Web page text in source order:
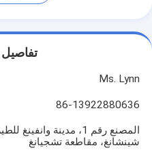
تفاصيل
Ms. Lynn
86-13922880636
المصنع رقم 1، مدينة
شينشانغ، مقاطعة تشجيانغ